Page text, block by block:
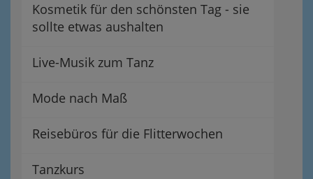
Kosmetik für den schönsten Tag - sie
sollte etwas aushalten
Live-Musik zum Tanz
Mode nach Maß
Reisebüros für die Flitterwochen
Tanzkurs